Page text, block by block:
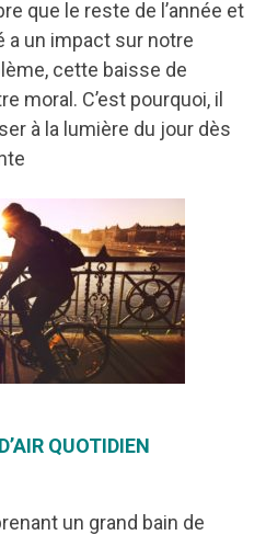
que le reste de l’année et
a un impact sur notre
cette baisse de
moral. C’est pourquoi, il
à la lumière du jour dès
QUOTIDIEN
un grand bain de